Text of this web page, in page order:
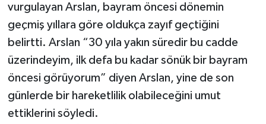
vurgulayan Arslan, bayram öncesi dönemin
geçmiş yıllara göre oldukça zayıf geçtiğini
belirtti. Arslan “30 yıla yakın süredir bu cadde
üzerindeyim, ilk defa bu kadar sönük bir bayram
öncesi görüyorum” diyen Arslan, yine de son
günlerde bir hareketlilik olabileceğini umut
ettiklerini söyledi.